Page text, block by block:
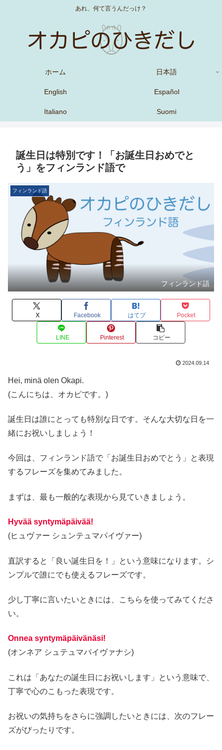
あれ、何て言うんだっけ？
ホーム 日本語
English Español
Italiano Suomi
誕生日は特別です！「お誕生日おめでと
う」をフィンランド語で
フィンランド語
フィンランド語
X Facebook はてブ Pocket
LINE Pinterest コピー
2024.09.14
Hei, minä olen Okapi.
(こんにちは、オカピです。)
誕生日は誰にとっても特別な日です。そんな大切な日を一
緒にお祝いしましょう！
今回は、フィンランド語で「お誕生日おめでとう」と表現
するフレーズを集めてみました。
まずは、最も一般的な表現から見ていきましょう。
Hyvää syntymäpäivää!
(ヒュヴァー シュンテュマパイヴァー)
直訳すると「良い誕生日を！」という意味になります。シ
ンプルで誰にでも使えるフレーズです。
少し丁寧に言いたいときには、こちらを使ってみてくださ
い。
Onnea syntymäpäivänäsi!
(オンネア シュテュマパイヴァナシ)
これは「あなたの誕生日にお祝いします」という意味で、
丁寧で心のこもった表現です。
お祝いの気持ちをさらに強調したいときには、次のフレー
ズがぴったりです。